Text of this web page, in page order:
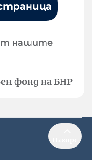
нашите
фонд на БНР